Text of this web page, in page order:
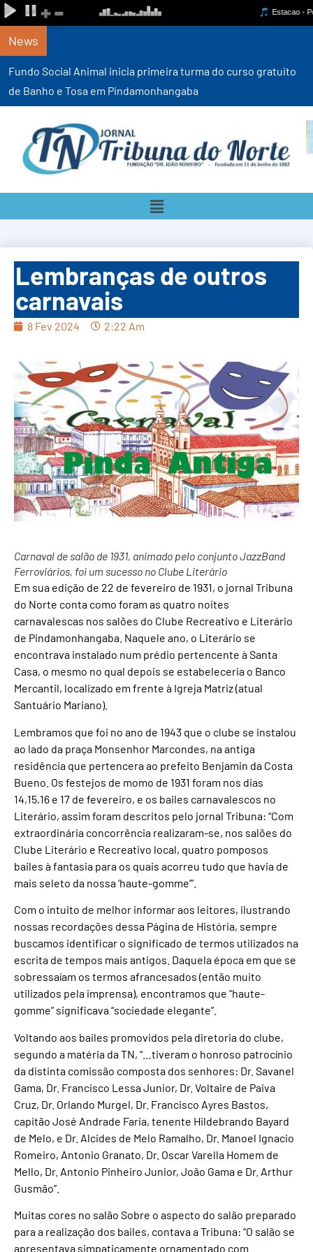
News
Fundo Social Animal inicia primeira turma do curso gratuito
de Banho e Tosa em Pindamonhangaba
Lembranças de outros
carnavais
8 Fev 2024 2:22 Am
Carnaval de salão de 1931, animado pelo conjunto JazzBand
Ferroviários, foi um sucesso no Clube Literário
Em sua edição de 22 de fevereiro de 1931, o jornal Tribuna
do Norte conta como foram as quatro noites
carnavalescas nos salões do Clube Recreativo e Literário
de Pindamonhangaba. Naquele ano, o Literário se
encontrava instalado num prédio pertencente à Santa
Casa, o mesmo no qual depois se estabeleceria o Banco
Mercantil, localizado em frente à Igreja Matriz (atual
Santuário Mariano).
Lembramos que foi no ano de 1943 que o clube se instalou
ao lado da praça Monsenhor Marcondes, na antiga
residência que pertencera ao prefeito Benjamin da Costa
Bueno. Os festejos de momo de 1931 foram nos dias
14,15,16 e 17 de fevereiro, e os bailes carnavalescos no
Literário, assim foram descritos pelo jornal Tribuna: “Com
extraordinária concorrência realizaram-se, nos salões do
Clube Literário e Recreativo local, quatro pomposos
bailes à fantasia para os quais acorreu tudo que havia de
mais seleto da nossa ‘haute-gomme’”.
Com o intuito de melhor informar aos leitores, ilustrando
nossas recordações dessa Página de História, sempre
buscamos identificar o significado de termos utilizados na
escrita de tempos mais antigos. Daquela época em que se
sobressaíam os termos afrancesados (então muito
utilizados pela imprensa), encontramos que “haute-
gomme” significava “sociedade elegante”.
Voltando aos bailes promovidos pela diretoria do clube,
segundo a matéria da TN, “…tiveram o honroso patrocínio
da distinta comissão composta dos senhores: Dr. Savanel
Gama, Dr. Francisco Lessa Junior, Dr. Voltaire de Paiva
Cruz, Dr. Orlando Murgel, Dr. Francisco Ayres Bastos,
capitão José Andrade Faria, tenente Hildebrando Bayard
de Melo, e Dr. Alcides de Melo Ramalho, Dr. Manoel Ignacio
Romeiro, Antonio Granato, Dr. Oscar Varella Homem de
Mello, Dr. Antonio Pinheiro Junior, João Gama e Dr. Arthur
Gusmão”.
Muitas cores no salão Sobre o aspecto do salão preparado
para a realização dos bailes, contava a Tribuna: “O salão se
apresentava simpaticamente ornamentado com